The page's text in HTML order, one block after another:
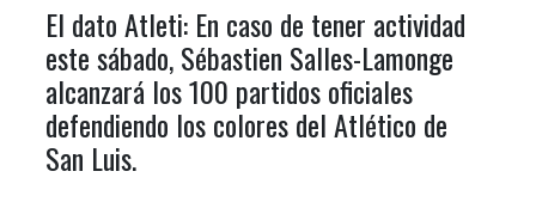
El dato Atleti: En caso de tener actividad
este sábado, Sébastien Salles-Lamonge
alcanzará los 100 partidos oficiales
defendiendo los colores del Atlético de
San Luis.